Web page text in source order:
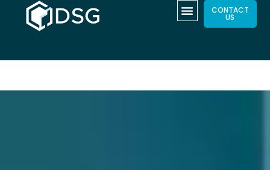
CONTACT
US